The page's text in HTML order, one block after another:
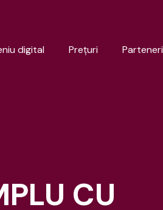
digital Preţuri Parteneri
CU